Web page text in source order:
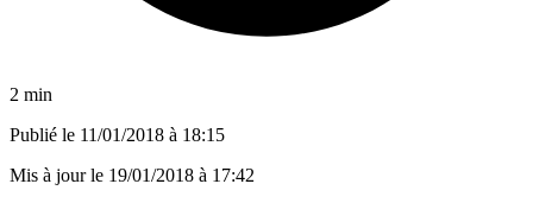
2 min
Publié le 11/01/2018 à 18:15
Mis à jour le 19/01/2018 à 17:42